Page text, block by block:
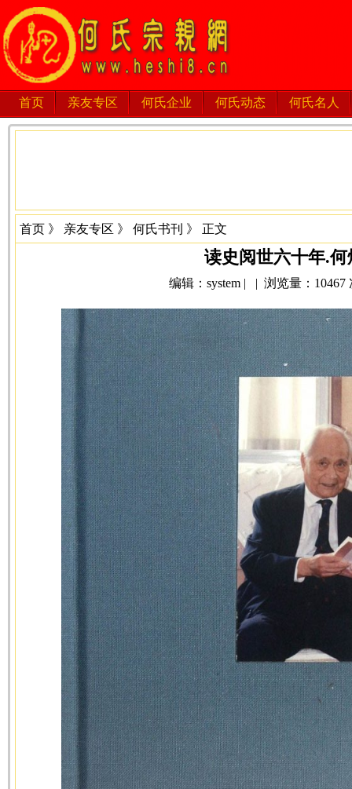
首页 亲友专区 何氏企业 何氏动态 何氏名人
首页 》 亲友专区 》 何氏书刊 》 正文
读史阅世六十年.何
编辑：system | | 浏览量：10467